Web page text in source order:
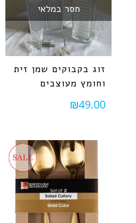
חסר במלאי
זוג בקבוקים שמן זית
וחומץ מעוצבים
₪49.00